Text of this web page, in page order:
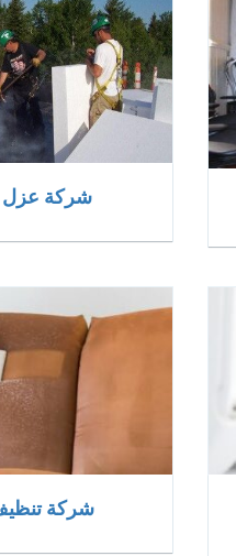
شركة عزل
شركة